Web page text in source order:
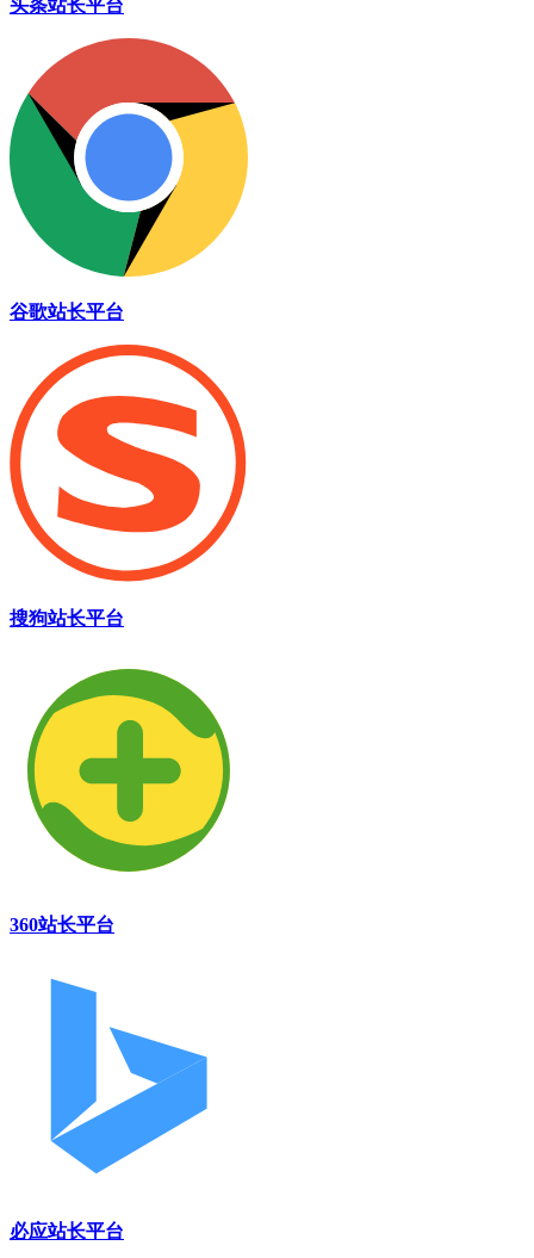
头条站长平台
谷歌站长平台
搜狗站长平台
360站长平台
必应站长平台